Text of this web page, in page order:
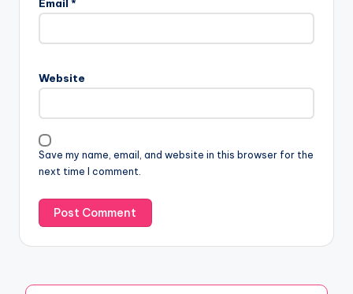
Email *
Website
Save my name, email, and website in this browser for the
next time I comment.